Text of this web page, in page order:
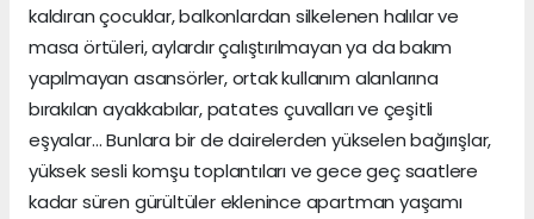
kaldıran çocuklar, balkonlardan silkelenen halılar ve
masa örtüleri, aylardır çalıştırılmayan ya da bakım
yapılmayan asansörler, ortak kullanım alanlarına
bırakılan ayakkabılar, patates çuvalları ve çeşitli
eşyalar… Bunlara bir de dairelerden yükselen bağırışlar,
yüksek sesli komşu toplantıları ve gece geç saatlere
kadar süren gürültüler eklenince apartman yaşamı